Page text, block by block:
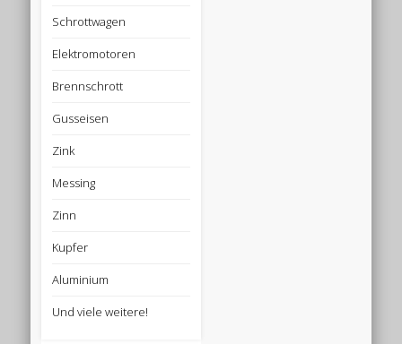
Schrottwagen
Elektromotoren
Brennschrott
Gusseisen
Zink
Messing
Zinn
Kupfer
Aluminium
Und viele weitere!